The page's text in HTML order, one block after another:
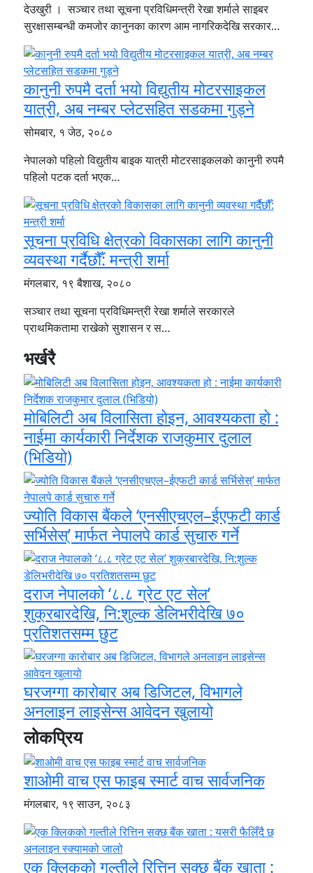
भर्खरै
मोबिलिटी अब विलासिता होइन, आवश्यकता हो :
नाईमा कार्यकारी निर्देशक राजकुमार दुलाल
(भिडियो)
ज्योति विकास बैंकले ‘एनसीएचएल–ईएफटी कार्ड
सर्भिसेस्’ मार्फत नेपालपे कार्ड सुचारु गर्ने
दराज नेपालको ‘८.८ ग्रेट एट सेल’
शुक्रबारदेखि, नि:शुल्क डेलिभरीदेखि ७०
प्रतिशतसम्म छुट
घरजग्गा कारोबार अब डिजिटल, विभागले
अनलाइन लाइसेन्स आवेदन खुलायो
लोकप्रिय
शाओमी वाच एस फाइब स्मार्ट वाच सार्वजनिक
मंगलबार, १९ साउन, २०८३
एक क्लिकको गल्तीले रित्तिन सक्छ बैंक खाता :
देउखुरी । सञ्चार तथा सूचना प्रविधिमन्त्री रेखा शर्माले साइबर
सुरक्षासम्बन्धी कमजोर कानुनका कारण आम नागरिकदेखि सरकार…
कानुनी रुपमै दर्ता भयो विद्युतीय मोटरसाइकल
यात्री, अब नम्बर प्लेटसहित सडकमा गुड्ने
सोमबार, १ जेठ, २०८०
नेपालको पहिलो विद्युतीय बाइक यात्री मोटरसाइकलको कानुनी रुपमै
पहिलो पटक दर्ता भएक…
सूचना प्रविधि क्षेत्रको विकासका लागि कानुनी
व्यवस्था गर्दैछौँ: मन्त्री शर्मा
मंगलबार, १९ बैशाख, २०८०
सञ्चार तथा सूचना प्रविधिमन्त्री रेखा शर्माले सरकारले
प्राथमिकतामा राखेको सुशासन र स…